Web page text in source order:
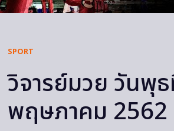
SPORT
วิจารย์มวย วันพุ
พฤษภาคม 2562